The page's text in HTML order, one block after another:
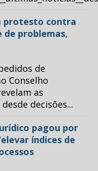
protesto contra
de problemas,
de
Conselho
as
decisões...
pagou por
índices de